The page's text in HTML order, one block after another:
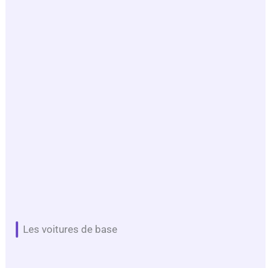
Les voitures de base